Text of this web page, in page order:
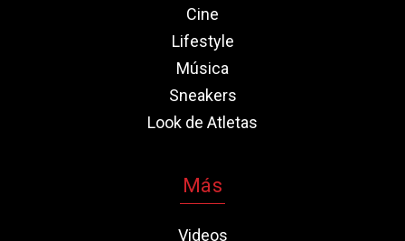
Cine
Lifestyle
Música
Sneakers
Look de Atletas
Más
Videos